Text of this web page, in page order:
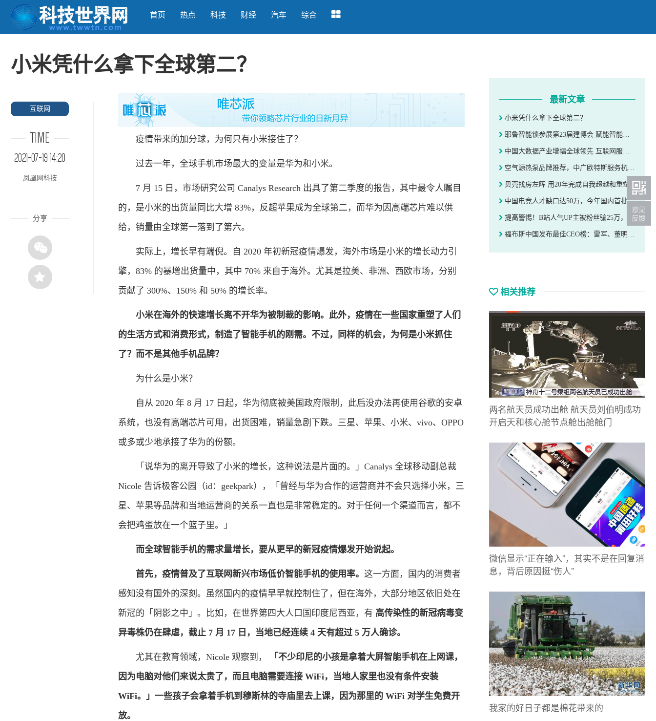
首页 热点 科技 财经 汽车 综合
小米凭什么拿下全球第二？
互联网
TIME
2021-07-19 14:20
凤凰网科技
分享
疫情带来的加分球，为何只有小米接住了？
过去一年，全球手机市场最大的变量是华为和小米。
7 月 15 日，市场研究公司 Canalys Research 出具了第二季度的报告，其中最令人瞩目
的，是小米的出货量同比大增 83%，反超苹果成为全球第二，而华为因高端芯片难以供
给，销量由全球第一落到了第六。
实际上，增长早有端倪。自 2020 年初新冠疫情爆发，海外市场是小米的增长动力引
擎，83% 的暴增出货量中，其中 70% 来自于海外。尤其是拉美、非洲、西欧市场，分别
贡献了 300%、150% 和 50% 的增长率。
小米在海外的快速增长离不开华为被制裁的影响。 此外， 疫情在一些国家重塑了人们
的生活方式和消费形式，制造了智能手机的刚需。不过，
同样的机会，为何是小米抓住
了？而不是其他手机品牌？
为什么是小米？
自从 2020 年 8 月 17 日起，华为彻底被美国政府限制，此后没办法再使用谷歌的安卓
系统，也没有高端芯片可用，出货困难，销量急剧下跌。三星、苹果、小米、vivo、OPPO
或多或少地承接了华为的份额。
「说华为的离开导致了小米的增长，这种说法是片面的。」Canalys 全球移动副总裁
Nicole 告诉极客公园（id：geekpark），「曾经与华为合作的运营商并不会只选择小米，三
星、苹果等品牌和当地运营商的关系一直也是非常稳定的。对于任何一个渠道而言，都不
会把鸡蛋放在一个篮子里。」
而全球智能手机的需求量增长，要从更早的新冠疫情爆发开始说起。
首先，疫情普及了互联网新兴市场低价智能手机的使用率。 这一方面，国内的消费者
感知没有国外的深刻。虽然国内的疫情早早就控制住了，但在海外，大部分地区依旧处在
新冠的「阴影之中」。比如，在世界第四大人口国印度尼西亚，有 高传染性的新冠病毒变
异毒株仍在肆虐， 截止 7 月 17 日，当地已经连续 4 天有超过 5 万人确诊。
尤其在教育领域，Nicole 观察到，
「不少印尼的小孩是拿着大屏智能手机在上网课，
因为电脑对他们来说太贵了，而且电脑需要连接 WiFi，当地人家里也没有条件安装
WiFi。」一些孩子会拿着手机到穆斯林的寺庙里去上课，因为那里的 WiFi 对学生免费开
放。
最新文章
小米凭什么拿下全球第二？
耶鲁智能锁参展第23届建博会 赋能智能生活
中国大数据产业增幅全球领先 互联网服务实体经济前景广阔
空气源热泵品牌推荐，中广欧特斯服务杭州万科亚运村项目
贝壳找房左晖 用20年完成自我超越和重塑
中国电竞人才缺口达50万，今年国内首批电竞专业本科生毕业
提高警惕！B站人气UP主被粉丝骗25万，你把粉丝当家人，粉丝把你当韭菜
福布斯中国发布最佳CEO榜：雷军、董明珠上榜
相关推荐
两名航天员成功出舱 航天员刘伯明成功
开启天和核心舱节点舱出舱舱门
微信显示“正在输入”，其实不是在回复消
息，背后原因挺“伤人”
我家的好日子都是棉花带来的